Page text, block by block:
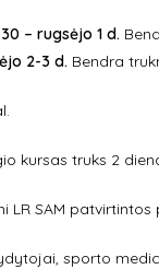
– rugsėjo 1 d.
2-3 d. Bendra
kursas truks 2
SAM patvirtintos
sporto